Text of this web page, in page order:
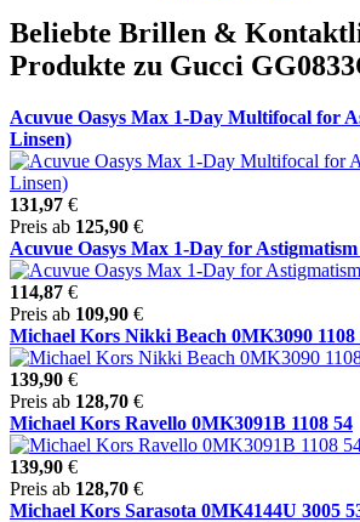
Beliebte Brillen &
Produkte zu Gucci
Acuvue Oasys Max 1-Day Multifocal for
Linsen)
131,97 €
Preis ab 125,90 €
Acuvue Oasys Max 1-Day for
114,87 €
Preis ab 109,90 €
Michael Kors Nikki Beach 0MK3090 1108
139,90 €
Preis ab 128,70 €
Michael Kors Ravello 0MK3091B 1108 54
139,90 €
Preis ab 128,70 €
Michael Kors Sarasota 0MK4144U 3005